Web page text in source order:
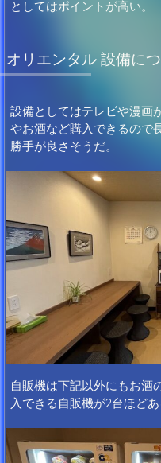
としてはポイントが高い。
オリエンタル 設備に
設備としてはテレビや漫画
やお酒など購入できるので
勝手が良さそうだ。
自販機は下記以外にもお酒
入できる自販機が2台ほどあ